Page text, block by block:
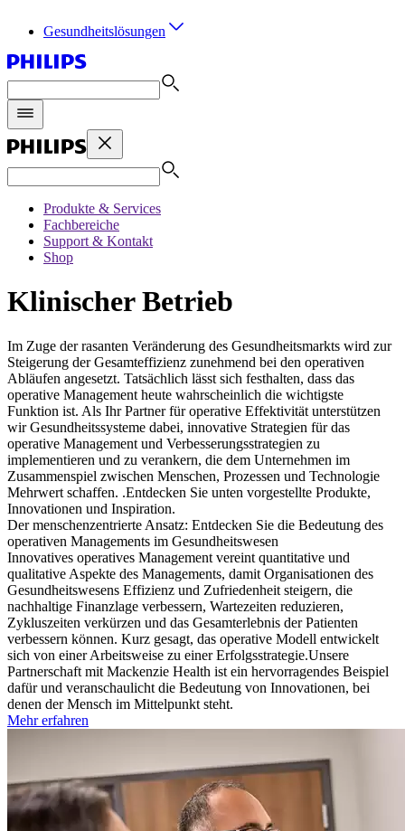
Gesundheitslösungen
Produkte & Services
Fachbereiche
Support & Kontakt
Shop
Klinischer Betrieb
Im Zuge der rasanten Veränderung des Gesundheitsmarkts wird zur
Steigerung der Gesamteffizienz zunehmend bei den operativen
Abläufen angesetzt. Tatsächlich lässt sich festhalten, dass das
operative Management heute wahrscheinlich die wichtigste
Funktion ist. Als Ihr Partner für operative Effektivität unterstützen
wir Gesundheitssysteme dabei, innovative Strategien für das
operative Management und Verbesserungsstrategien zu
implementieren und zu verankern, die dem Unternehmen im
Zusammenspiel zwischen Menschen, Prozessen und Technologie
Mehrwert schaffen. .Entdecken Sie unten vorgestellte Produkte,
Innovationen und Inspiration.
Der menschenzentrierte Ansatz: Entdecken Sie die Bedeutung des
operativen Managements im Gesundheitswesen
Innovatives operatives Management vereint quantitative und
qualitative Aspekte des Managements, damit Organisationen des
Gesundheitswesens Effizienz und Zufriedenheit steigern, die
nachhaltige Finanzlage verbessern, Wartezeiten reduzieren,
Zykluszeiten verkürzen und das Gesamterlebnis der Patienten
verbessern können. Kurz gesagt, das operative Modell entwickelt
sich von einer Arbeitsweise zu einer Erfolgsstrategie.Unsere
Partnerschaft mit Mackenzie Health ist ein hervorragendes Beispiel
dafür und veranschaulicht die Bedeutung von Innovationen, bei
denen der Mensch im Mittelpunkt steht.
Mehr erfahren